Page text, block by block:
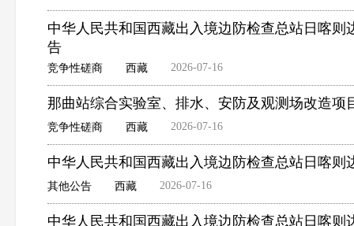
中华人民共和国西藏出入境边防检查总站日喀
告
竞争性磋商 西藏 2026-07-16
那曲站综合实验室、排水、安防及观测场改造项
竞争性磋商 西藏 2026-07-16
中华人民共和国西藏出入境边防检查总站日喀
其他公告 西藏 2026-07-16
中华人民共和国西藏出入境边防检查总站日喀